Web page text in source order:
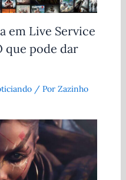
em Live Service
que pode dar
/ Por Zazinho